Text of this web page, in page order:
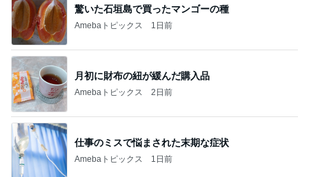
驚いた石垣島で買ったマンゴーの種
Amebaトピックス 1日前
月初に財布の紐が緩んだ購入品
Amebaトピックス 2日前
仕事のミスで悩まされた末期な症状
Amebaトピックス 1日前